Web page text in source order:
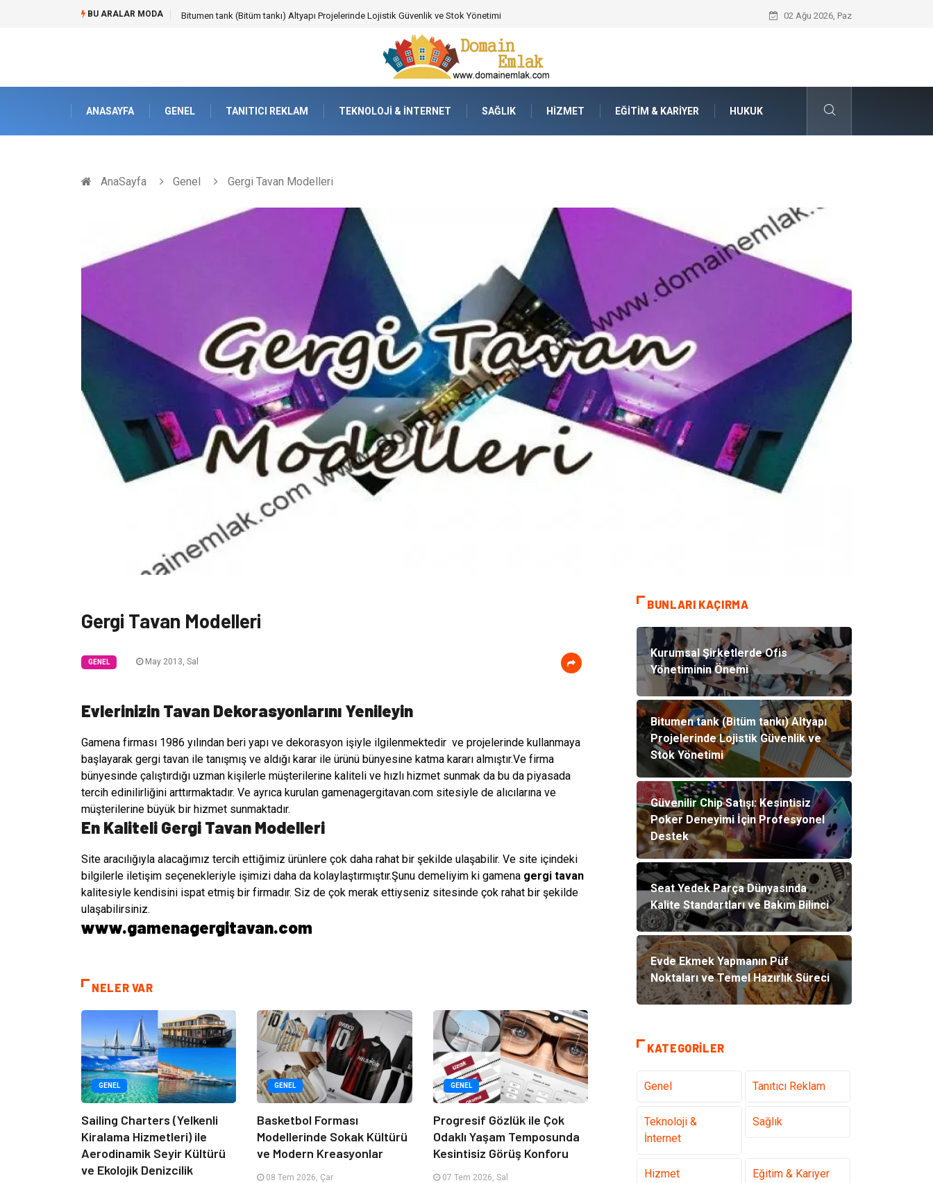
BU ARALAR MODA Güvenilir Chip Satışı: Kesintisiz Poker Deneyimi İçin Profesyonel Destek Seat Yedek Parça Dünyasında Kalite
02 Ağu 2026, Paz
ANASAYFA GENEL TANITICI REKLAM TEKNOLOJI & İNTERNET SAĞLIK HIZMET EĞITIM & KARIYER HUKUK
AnaSayfa Genel Gergi Tavan Modelleri
Gergi Tavan Modelleri
GENEL May 2013, Sal
Evlerinizin Tavan Dekorasyonlarını Yenileyin
Gamena firması 1986 yılından beri yapı ve dekorasyon işiyle ilgilenmektedir ve projelerinde kullanmaya
başlayarak gergi tavan ile tanışmış ve aldığı karar ile ürünü bünyesine katma kararı almıştır.Ve firma
bünyesinde çalıştırdığı uzman kişilerle müşterilerine kaliteli ve hızlı hizmet sunmak da bu da piyasada
tercih edinilirliğini arttırmaktadır. Ve ayrıca kurulan gamenagergitavan.com sitesiyle de alıcılarına ve
müşterilerine büyük bir hizmet sunmaktadır.
En Kaliteli Gergi Tavan Modelleri
Site aracılığıyla alacağımız tercih ettiğimiz ürünlere çok daha rahat bir şekilde ulaşabilir. Ve site içindeki
bilgilerle iletişim seçenekleriyle işimizi daha da kolaylaştırmıştır.Şunu demeliyim ki gamena gergi tavan
kalitesiyle kendisini ispat etmiş bir firmadır. Siz de çok merak ettiyseniz sitesinde çok rahat bir şekilde
ulaşabilirsiniz.
www.gamenagergitavan.com
NELER VAR
GENEL
Sailing Charters (Yelkenli
Kiralama Hizmetleri) ile
Aerodinamik Seyir Kültürü
ve Ekolojik Denizcilik
GENEL
Basketbol Forması
Modellerinde Sokak Kültürü
ve Modern Kreasyonlar
08 Tem 2026, Çar
GENEL
Progresif Gözlük ile Çok
Odaklı Yaşam Temposunda
Kesintisiz Görüş Konforu
07 Tem 2026, Sal
BUNLARI KAÇIRMA
Kurumsal Şirketlerde Ofis
Yönetiminin Önemi
Bitumen tank (Bitüm tankı) Altyapı
Projelerinde Lojistik Güvenlik ve
Stok Yönetimi
Güvenilir Chip Satışı: Kesintisiz
Poker Deneyimi İçin Profesyonel
Destek
Seat Yedek Parça Dünyasında
Kalite Standartları ve Bakım Bilinci
Evde Ekmek Yapmanın Püf
Noktaları ve Temel Hazırlık Süreci
KATEGORILER
Genel Tanıtıcı Reklam
Teknoloji &
İnternet
Sağlık
Hizmet Eğitim & Kariyer